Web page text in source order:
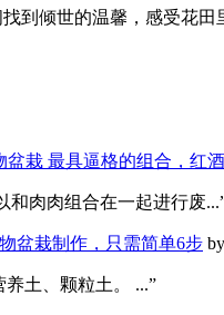
到倾世的温馨，感受花田
最具逼格的组合，红
和肉肉组合在一起进行废
盆栽制作，只需简单6步 by
土、颗粒土。 ...”